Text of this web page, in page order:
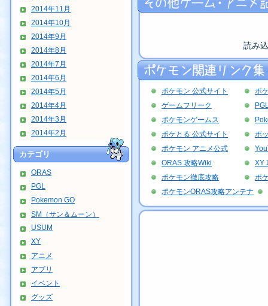
2014年11月
2014年10月
2014年9月
2014年8月
2014年7月
2014年6月
2014年5月
2014年4月
2014年3月
2014年2月
カテゴリ
ORAS
PGL
Pokemon GO
SM（サン＆ムーン）
USUM
XY
アニメ
アプリ
イベント
グッズ
読み
ポケモン 公式サイト
ポ
ゲームフリーク
ポケモンゲームス
ポケとる 公式サイト
ポ
ポケモン アニメ公式
ORAS 攻略Wiki
XY
ポケモン徹底攻略
ポ
ポケモンORAS攻略アンテナ